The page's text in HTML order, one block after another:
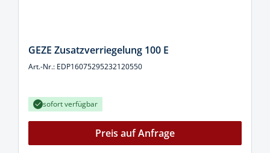
GEZE Zusatzverriegelung 100 E
Art.-Nr.: EDP16075295232120550
sofort verfügbar
Preis auf Anfrage